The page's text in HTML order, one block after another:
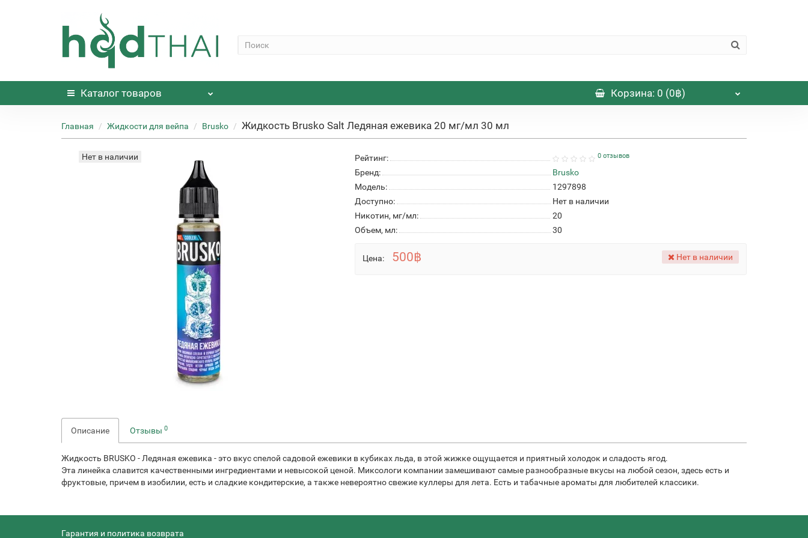
Каталог товаров Корзина: 0 (0฿)
Главная Жидкости для вейпа Brusko Жидкость Brusko Salt Ледяная ежевика 20 мг/мл 30 мл
Нет в наличии Рейтинг: 0 отзывов
Бренд:
Brusko
Модель:
1297898
Доступно:
Нет в наличии
Никотин, мг/мл:
20
Объем, мл:
30
Цена: 500฿ Нет в наличии
Описание Отзывы 0
Жидкость BRUSKO - Ледяная ежевика - это вкус спелой садовой ежевики в кубиках льда, в этой жижке ощущается и приятный холодок и сладость ягод.
Эта линейка славится качественными ингредиентами и невысокой ценой. Миксологи компании замешивают самые разнообразные вкусы на любой сезон, здесь есть и
фруктовые, причем в изобилии, есть и сладкие кондитерские, а также невероятно свежие куллеры для лета. Есть и табачные ароматы для любителей классики.
Гарантия и политика возврата